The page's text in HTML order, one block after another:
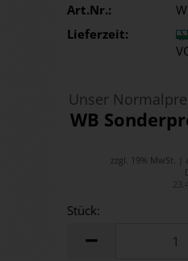
Art.Nr.:
Lieferzeit:
Unser
WB
zzgl. 19% MwSt.
Stück:
Stück